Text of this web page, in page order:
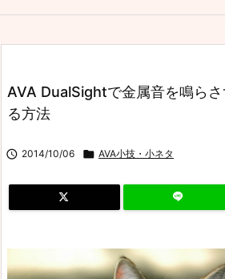
AVA DualSightで金属音を鳴ら
る方法
 2014/10/06  AVA小技・小ネタ